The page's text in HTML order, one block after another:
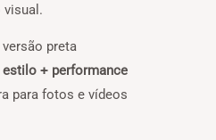
visual.
preta
estilo + performance
para fotos e vídeos